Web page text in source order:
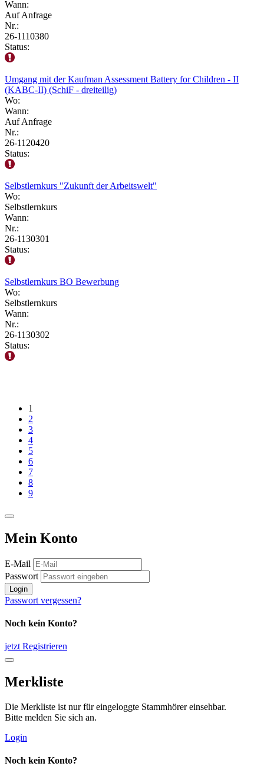
Wann:
Auf Anfrage
Nr.:
26-1110380
Status:
Umgang mit der Kaufman Assessment Battery for Children - II
(KABC-II) (SchiF - dreiteilig)
Wo:
Wann:
Auf Anfrage
Nr.:
26-1120420
Status:
Selbstlernkurs "Zukunft der Arbeitswelt"
Wo:
Selbstlernkurs
Wann:
Nr.:
26-1130301
Status:
Selbstlernkurs BO Bewerbung
Wo:
Selbstlernkurs
Wann:
Nr.:
26-1130302
Status:
1
2
3
4
5
6
7
8
9
Mein Konto
E-Mail
Passwort
Login
Passwort vergessen?
Noch kein Konto?
jetzt Registrieren
Merkliste
Die Merkliste ist nur für eingeloggte Stammhörer einsehbar.
Bitte melden Sie sich an.
Login
Noch kein Konto?